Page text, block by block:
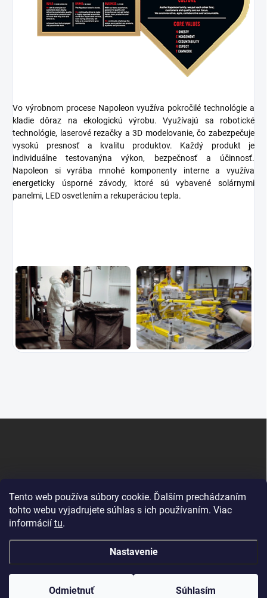
Tento web používa súbory cookie. Ďalším prechádzaním
tohto webu vyjadrujete súhlas s ich používaním. Viac
informácií tu.
Nastavenie
Odmietnuť Súhlasím
Vo výrobnom procese Napoleon využíva pokročilé technológie a
kladie dôraz na ekologickú výrobu. Využívajú sa robotické
technológie, laserové rezačky a3D modelovanie, čo zabezpečuje
vysokú presnosť a kvalitu produktov. Každý produkt je
individuálne testovanýna výkon, bezpečnosť a účinnosť.
Napoleon si vyrába mnohé komponenty interne a využíva
energeticky úsporné závody, ktoré sú vybavenésolárnymi
panelmi, LED osvetleníma rekuperáciou tepla.
Krby Dunajská Streda
Copyright 2026 . Všetky práva vyhradené.